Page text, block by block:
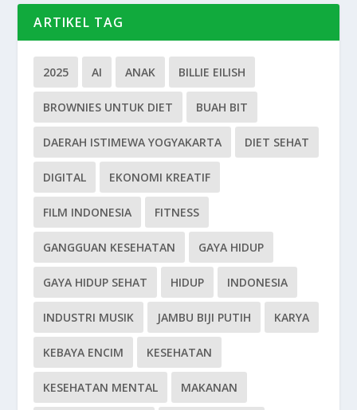
ARTIKEL TAG
2025 AI ANAK BILLIE EILISH
BROWNIES UNTUK DIET BUAH BIT
DAERAH ISTIMEWA YOGYAKARTA DIET SEHAT
DIGITAL EKONOMI KREATIF
FILM INDONESIA FITNESS
GANGGUAN KESEHATAN GAYA HIDUP
GAYA HIDUP SEHAT HIDUP INDONESIA
INDUSTRI MUSIK JAMBU BIJI PUTIH KARYA
KEBAYA ENCIM KESEHATAN
KESEHATAN MENTAL MAKANAN